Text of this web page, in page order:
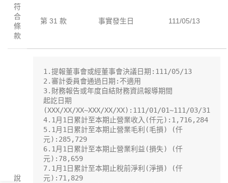
符
合
條
款
第 31 款 事實發生日 111/05/13
說
1.提報董事會或經董事會決議日期:111/05/13
2.審計委員會通過日期:不適用
3.財務報告或年度自結財務資訊報導期間
起訖日期
(XXX/XX/XX~XXX/XX/XX):111/01/01~111/03/31
4.1月1日累計至本期止營業收入(仟元):1,716,284
5.1月1日累計至本期止營業毛利(毛損) (仟
元):285,729
6.1月1日累計至本期止營業利益(損失) (仟
元):78,659
7.1月1日累計至本期止稅前淨利(淨損) (仟
元):71,829